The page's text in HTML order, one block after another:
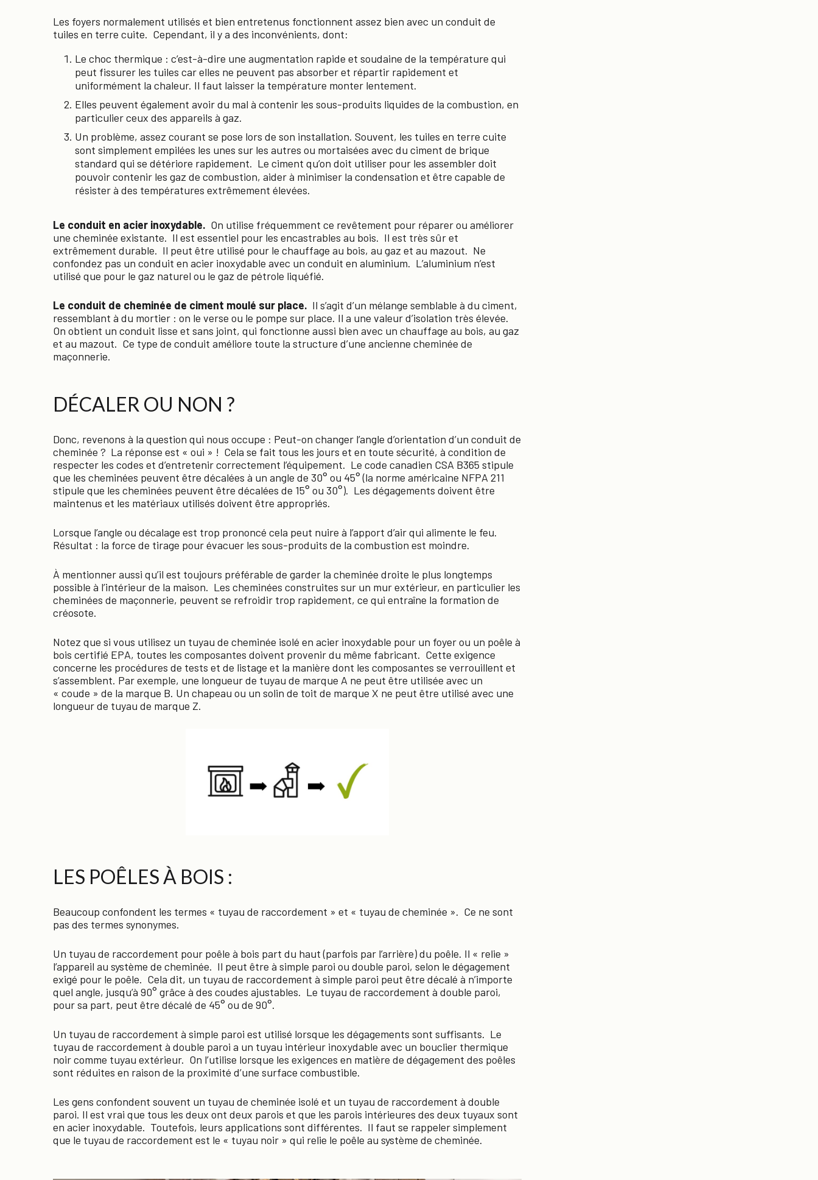
Les foyers normalement utilisés et bien entretenus fonctionnent assez bien avec un conduit de
tuiles en terre cuite. Cependant, il y a des inconvénients, dont:
Le choc thermique : c’est-à-dire une augmentation rapide et soudaine de la température qui
peut fissurer les tuiles car elles ne peuvent pas absorber et répartir rapidement et
uniformément la chaleur. Il faut laisser la température monter lentement.
Elles peuvent également avoir du mal à contenir les sous-produits liquides de la combustion, en
particulier ceux des appareils à gaz.
Un problème, assez courant se pose lors de son installation. Souvent, les tuiles en terre cuite
sont simplement empilées les unes sur les autres ou mortaisées avec du ciment de brique
standard qui se détériore rapidement. Le ciment qu’on doit utiliser pour les assembler doit
pouvoir contenir les gaz de combustion, aider à minimiser la condensation et être capable de
résister à des températures extrêmement élevées.
Le conduit en acier inoxydable. On utilise fréquemment ce revêtement pour réparer ou améliorer
une cheminée existante. Il est essentiel pour les encastrables au bois. Il est très sûr et
extrêmement durable. Il peut être utilisé pour le chauffage au bois, au gaz et au mazout. Ne
confondez pas un conduit en acier inoxydable avec un conduit en aluminium. L’aluminium n’est
utilisé que pour le gaz naturel ou le gaz de pétrole liquéfié.
Le conduit de cheminée de ciment moulé sur place. Il s’agit d’un mélange semblable à du ciment,
ressemblant à du mortier : on le verse ou le pompe sur place. Il a une valeur d’isolation très élevée.
On obtient un conduit lisse et sans joint, qui fonctionne aussi bien avec un chauffage au bois, au gaz
et au mazout. Ce type de conduit améliore toute la structure d’une ancienne cheminée de
maçonnerie.
DÉCALER OU NON ?
Donc, revenons à la question qui nous occupe : Peut-on changer l’angle d’orientation d’un conduit de
cheminée ? La réponse est « oui » ! Cela se fait tous les jours et en toute sécurité, à condition de
respecter les codes et d’entretenir correctement l’équipement. Le code canadien CSA B365 stipule
que les cheminées peuvent être décalées à un angle de 30° ou 45° (la norme américaine NFPA 211
stipule que les cheminées peuvent être décalées de 15° ou 30°). Les dégagements doivent être
maintenus et les matériaux utilisés doivent être appropriés.
Lorsque l’angle ou décalage est trop prononcé cela peut nuire à l’apport d’air qui alimente le feu.
Résultat : la force de tirage pour évacuer les sous-produits de la combustion est moindre.
À mentionner aussi qu’il est toujours préférable de garder la cheminée droite le plus longtemps
possible à l’intérieur de la maison. Les cheminées construites sur un mur extérieur, en particulier les
cheminées de maçonnerie, peuvent se refroidir trop rapidement, ce qui entraîne la formation de
créosote.
Notez que si vous utilisez un tuyau de cheminée isolé en acier inoxydable pour un foyer ou un poêle à
bois certifié EPA, toutes les composantes doivent provenir du même fabricant. Cette exigence
concerne les procédures de tests et de listage et la manière dont les composantes se verrouillent et
s’assemblent. Par exemple, une longueur de tuyau de marque A ne peut être utilisée avec un
« coude » de la marque B. Un chapeau ou un solin de toit de marque X ne peut être utilisé avec une
longueur de tuyau de marque Z.
LES POÊLES À BOIS :
Beaucoup confondent les termes « tuyau de raccordement » et « tuyau de cheminée ». Ce ne sont
pas des termes synonymes.
Un tuyau de raccordement pour poêle à bois part du haut (parfois par l’arrière) du poêle. Il « relie »
l’appareil au système de cheminée. Il peut être à simple paroi ou double paroi, selon le dégagement
exigé pour le poêle. Cela dit, un tuyau de raccordement à simple paroi peut être décalé à n’importe
quel angle, jusqu’à 90° grâce à des coudes ajustables. Le tuyau de raccordement à double paroi,
pour sa part, peut être décalé de 45° ou de 90°.
Un tuyau de raccordement à simple paroi est utilisé lorsque les dégagements sont suffisants. Le
tuyau de raccordement à double paroi a un tuyau intérieur inoxydable avec un bouclier thermique
noir comme tuyau extérieur. On l’utilise lorsque les exigences en matière de dégagement des poêles
sont réduites en raison de la proximité d’une surface combustible.
Les gens confondent souvent un tuyau de cheminée isolé et un tuyau de raccordement à double
paroi. Il est vrai que tous les deux ont deux parois et que les parois intérieures des deux tuyaux sont
en acier inoxydable. Toutefois, leurs applications sont différentes. Il faut se rappeler simplement
que le tuyau de raccordement est le « tuyau noir » qui relie le poêle au système de cheminée.